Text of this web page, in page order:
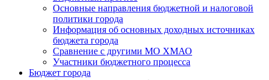
Основные направления бюджетной и налоговой
политики города
Информация об основных доходных источниках
бюджета города
Сравнение с другими МО ХМАО
Участники бюджетного процесса
Бюджет города